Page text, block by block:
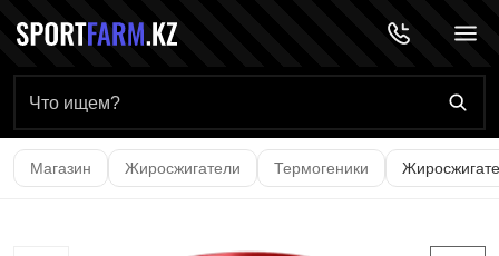
Главная страница
Магазин Жиросжигатели Термогеники